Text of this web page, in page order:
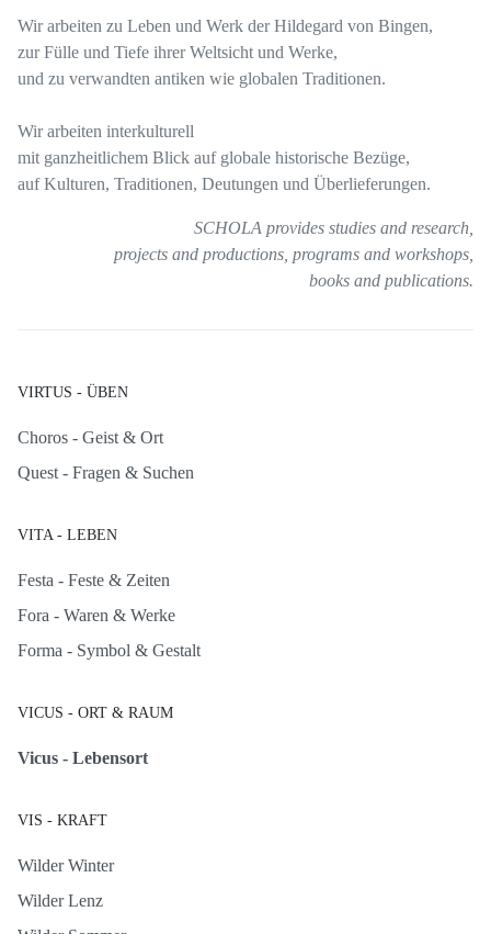
Wir arbeiten zu Leben und Werk der Hildegard von Bingen,
zur Fülle und Tiefe ihrer Weltsicht und Werke,
und zu verwandten antiken wie globalen Traditionen.
Wir arbeiten interkulturell
mit ganzheitlichem Blick auf globale historische Bezüge,
auf Kulturen, Traditionen, Deutungen und Überlieferungen.
SCHOLA provides studies and research,
projects and productions, programs and workshops,
books and publications.
VIRTUS - ÜBEN
Choros - Geist & Ort
Quest - Fragen & Suchen
VITA - LEBEN
Festa - Feste & Zeiten
Fora - Waren & Werke
Forma - Symbol & Gestalt
VICUS - ORT & RAUM
Vicus - Lebensort
VIS - KRAFT
Wilder Winter
Wilder Lenz